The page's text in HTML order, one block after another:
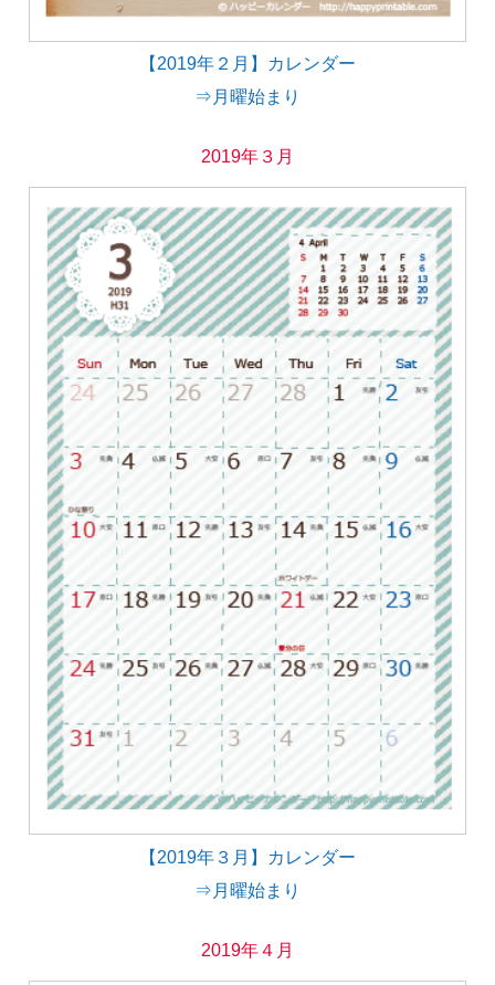
【2019年２月】カレンダー
⇒月曜始まり
2019年３月
【2019年３月】カレンダー
⇒月曜始まり
2019年４月